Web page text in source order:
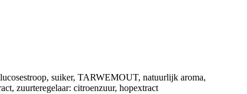
suiker, TARWEMOUT, natuurlijk aroma,
zuurteregelaar: citroenzuur, hopextract